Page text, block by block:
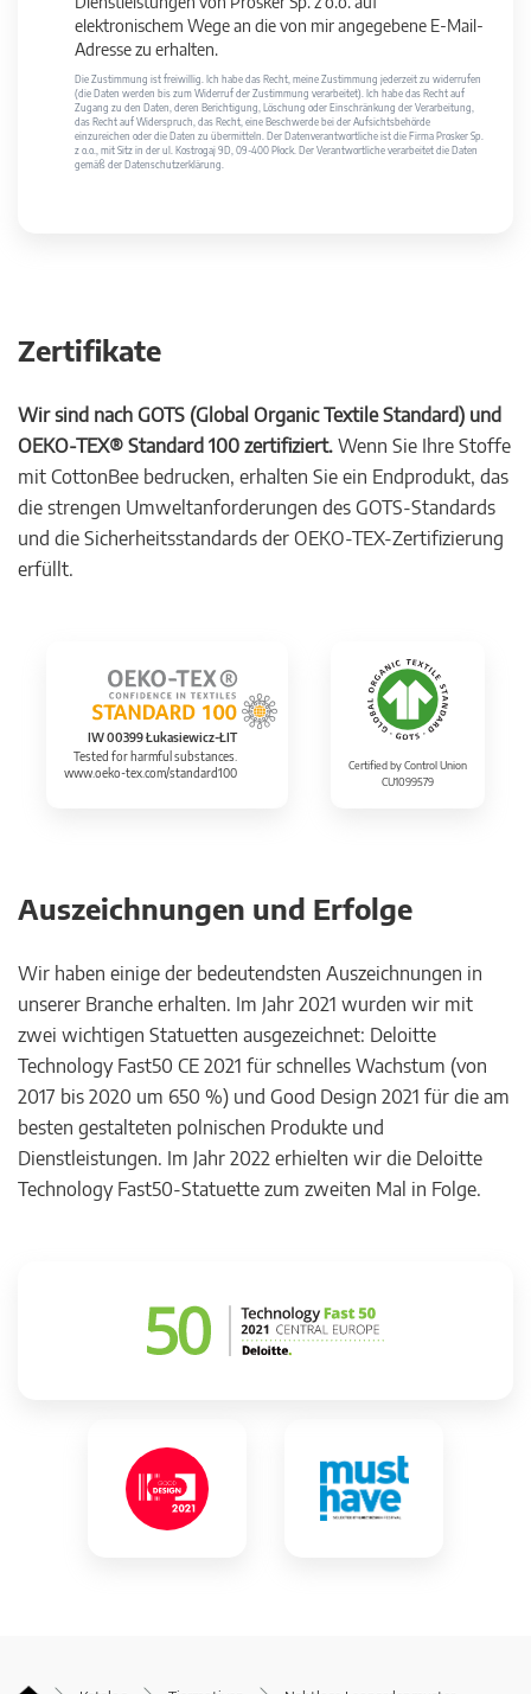
elektronischem Wege an die von mir angegebene E-Mail-
Adresse zu erhalten.
Die Zustimmung ist freiwillig. Ich habe das Recht, meine Zustimmung jederzeit zu widerrufen
(die Daten werden bis zum Widerruf der Zustimmung verarbeitet). Ich habe das Recht auf
Zugang zu den Daten, deren Berichtigung, Löschung oder Einschränkung der Verarbeitung,
das Recht auf Widerspruch, das Recht, eine Beschwerde bei der Aufsichtsbehörde
einzureichen oder die Daten zu übermitteln. Der Datenverantwortliche ist die Firma Prosker Sp.
z o.o., mit Sitz in der ul. Kostrogaj 9D, 09-400 Płock. Der Verantwortliche verarbeitet die Daten
gemäß der Datenschutzerklärung.
Zertifikate
Wir sind nach GOTS (Global Organic Textile Standard) und
OEKO-TEX® Standard 100 zertifiziert. Wenn Sie Ihre Stoffe
mit CottonBee bedrucken, erhalten Sie ein Endprodukt, das
die strengen Umweltanforderungen des GOTS-Standards
und die Sicherheitsstandards der OEKO-TEX-Zertifizierung
erfüllt.
IW 00399 Łukasiewicz-ŁIT
Tested for harmful substances.
www.oeko-tex.com/standard100
Certified by Control Union
CU1099579
Auszeichnungen und Erfolge
Wir haben einige der bedeutendsten Auszeichnungen in
unserer Branche erhalten. Im Jahr 2021 wurden wir mit
zwei wichtigen Statuetten ausgezeichnet: Deloitte
Technology Fast50 CE 2021 für schnelles Wachstum (von
2017 bis 2020 um 650 %) und Good Design 2021 für die am
besten gestalteten polnischen Produkte und
Dienstleistungen. Im Jahr 2022 erhielten wir die Deloitte
Technology Fast50-Statuette zum zweiten Mal in Folge.